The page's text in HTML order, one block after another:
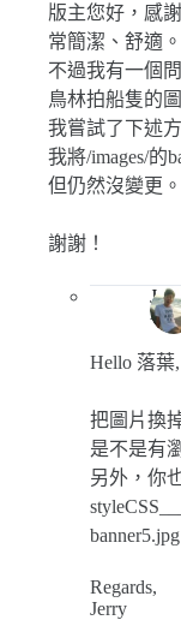
版主您好，感
常簡潔、舒適。
不過我有一個
鳥林拍船隻的
我嘗試了下述
我將/images/的
但仍然沒變更。
謝謝！
Hello 落葉,
把圖片換
是不是有
另外，你
Regards,
Jerry